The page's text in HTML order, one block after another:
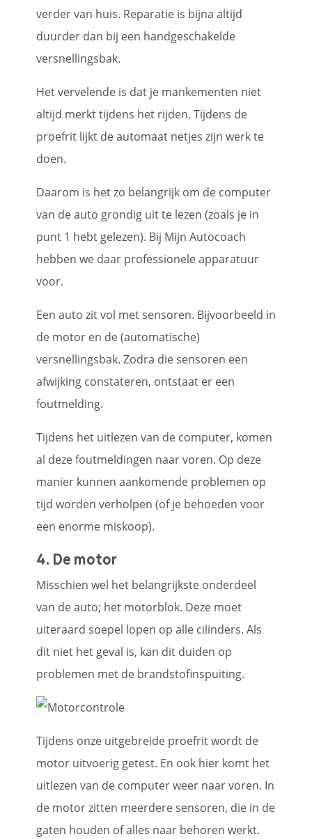
verder van huis. Reparatie is bijna altijd
duurder dan bij een handgeschakelde
versnellingsbak.
Het vervelende is dat je mankementen niet
altijd merkt tijdens het rijden. Tijdens de
proefrit lijkt de automaat netjes zijn werk te
doen.
Daarom is het zo belangrijk om de computer
van de auto grondig uit te lezen (zoals je in
punt 1 hebt gelezen). Bij Mijn Autocoach
hebben we daar professionele apparatuur
voor.
Een auto zit vol met sensoren. Bijvoorbeeld in
de motor en de (automatische)
versnellingsbak. Zodra die sensoren een
afwijking constateren, ontstaat er een
foutmelding.
Tijdens het uitlezen van de computer, komen
al deze foutmeldingen naar voren. Op deze
manier kunnen aankomende problemen op
tijd worden verholpen (of je behoeden voor
een enorme miskoop).
4. De motor
Misschien wel het belangrijkste onderdeel
van de auto; het motorblok. Deze moet
uiteraard soepel lopen op alle cilinders. Als
dit niet het geval is, kan dit duiden op
problemen met de brandstofinspuiting.
Tijdens onze uitgebreide proefrit wordt de
motor uitvoerig getest. En ook hier komt het
uitlezen van de computer weer naar voren. In
de motor zitten meerdere sensoren, die in de
gaten houden of alles naar behoren werkt.